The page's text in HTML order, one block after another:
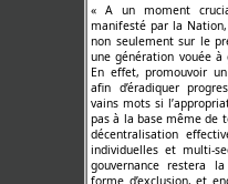
« A un moment
manifesté par la
non seulement sur le
une génération vouée à
En effet, promouvoir
afin d’éradiquer
vains mots si
pas à la base même de
décentralisation
individuelles et multi-
gouvernance restera
forme d’exclusion, et